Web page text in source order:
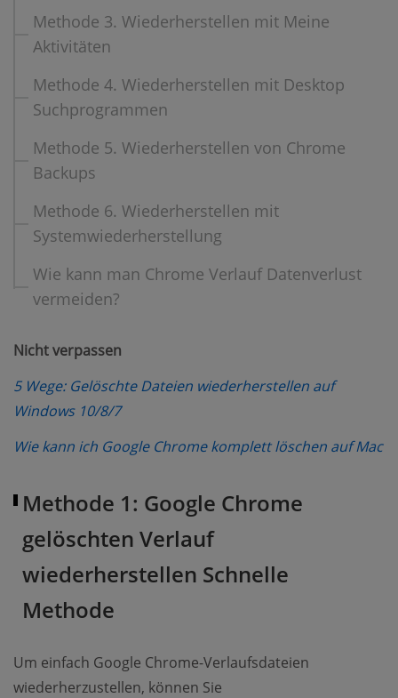
Methode 3. Wiederherstellen mit Meine
Aktivitäten
Methode 4. Wiederherstellen mit Desktop
Suchprogrammen
Methode 5. Wiederherstellen von Chrome
Backups
Methode 6. Wiederherstellen mit
Systemwiederherstellung
Wie kann man Chrome Verlauf Datenverlust
vermeiden?
Nicht verpassen
5 Wege: Gelöschte Dateien wiederherstellen auf
Windows 10/8/7(opens new window)
Wie kann ich Google Chrome komplett löschen auf Mac
Methode 1: Google Chrome
gelöschten Verlauf
wiederherstellen Schnelle
Methode
Um einfach Google Chrome-Verlaufsdateien
wiederherzustellen, können Sie